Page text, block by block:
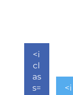
<i
cl
as
s=
<i